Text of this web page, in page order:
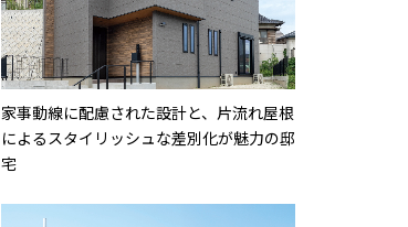
家事動線に配慮された設計と、片流れ屋根
によるスタイリッシュな差別化が魅力の邸
宅